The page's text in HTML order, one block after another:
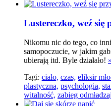
Lustereczko, weź się
Nikomu nic do tego, co
samopoczucie, w jakim
ubierają itd. Byle działało! »
Tagi: ciało, czas, eliksir
plastyczna, psychologia,
witalność, zabieg